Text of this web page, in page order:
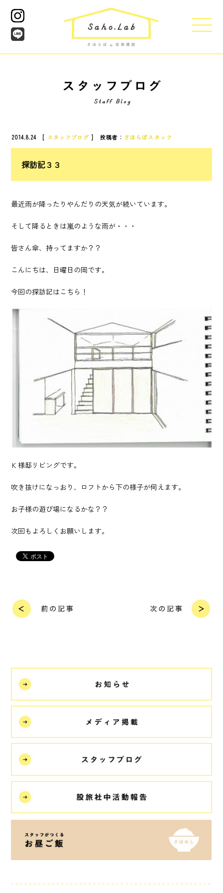
2014.8.24 [ スタッフブログ ] 投稿者： さほらぼスタッフ
探訪記３３
最近雨が降ったりやんだりの天気が続いています。
そして降るときは嵐のような雨が・・・
皆さん傘、持ってますか？？
こんにちは、日曜日の岡です。
今回の探訪記はこちら！
Ｋ様邸リビングです。
吹き抜けになっおり、ロフトから下の様子が伺えます。
お子様の遊び場になるかな？？
次回もよろしくお願いします。